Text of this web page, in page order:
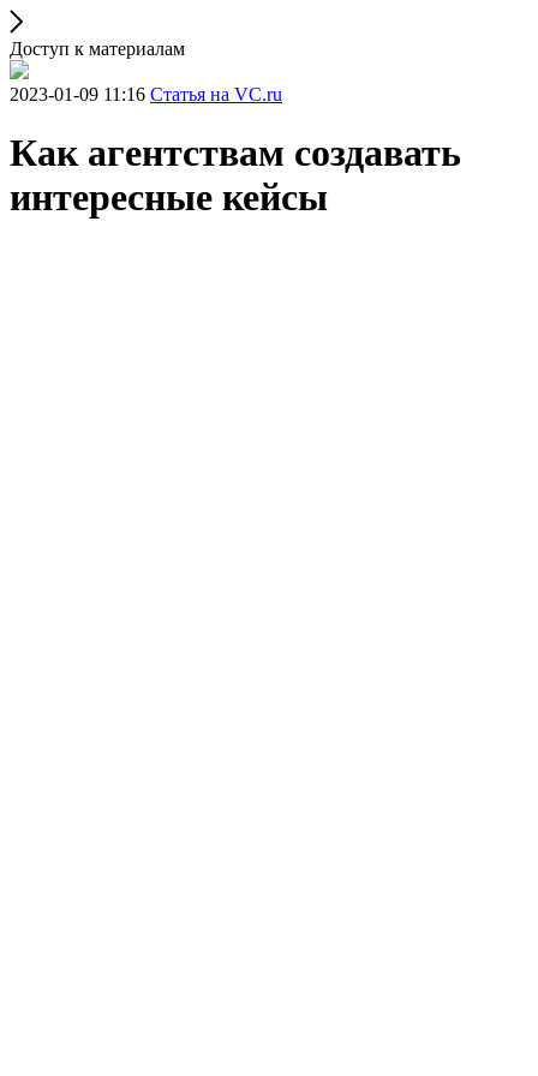
Доступ к материалам
2023-01-09 11:16 Статья на VC.ru
Как агентствам создавать
интересные кейсы